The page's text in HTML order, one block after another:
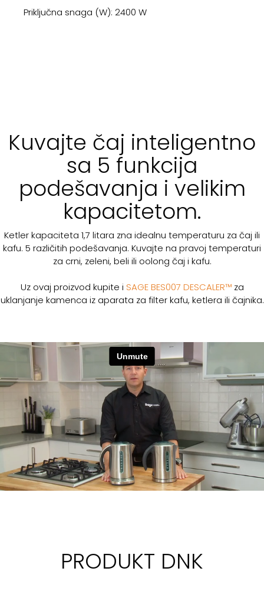
Priključna snaga (W): 2400 W
Kuvajte čaj inteligentno
sa 5 funkcija
podešavanja i velikim
kapacitetom.
Ketler kapaciteta 1,7 litara zna idealnu temperaturu za čaj ili
kafu. 5 različitih podešavanja. Kuvajte na pravoj temperaturi
za crni, zeleni, beli ili oolong čaj i kafu.
Uz ovaj proizvod kupite i SAGE BES007 DESCALER™za
uklanjanje kamenca iz aparata za filter kafu, ketlera ili čajnika.
PRODUKT DNK